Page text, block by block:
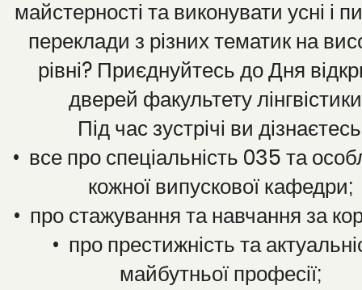
майстерності та виконувати усні і
переклади з різних тематик на
рівні? Приєднуйтесь до Дня
дверей факультету
Під час зустрічі ви
• все про спеціальність 035 та
кожної випускової кафедри;
• про стажування та навчання за
• про престижність та
майбутньої професії;